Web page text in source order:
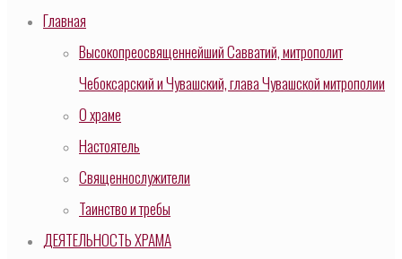
Главная
Высокопреосвященнейший Савватий, митрополит
Чебоксарский и Чувашский, глава Чувашской митрополии
О храме
Настоятель
Священнослужители
Таинство и требы
ДЕЯТЕЛЬНОСТЬ ХРАМА